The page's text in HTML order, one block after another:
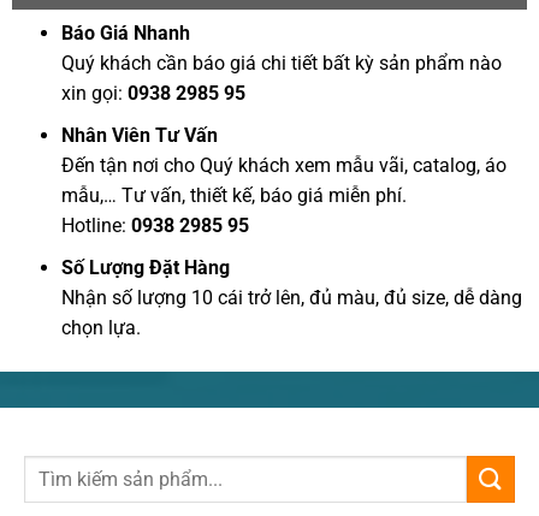
Báo Giá Nhanh
Quý khách cần báo giá chi tiết bất kỳ sản phẩm nào
xin gọi:0938 2985 95
Nhân Viên Tư Vấn
Đến tận nơi cho Quý khách xem mẫu vãi, catalog, áo
mẫu,… Tư vấn, thiết kế, báo giá miễn phí.
Hotline: 0938 2985 95
Số Lượng Đặt Hàng
Nhận số lượng 10 cái trở lên, đủ màu, đủ size, dễ dàng
chọn lựa.